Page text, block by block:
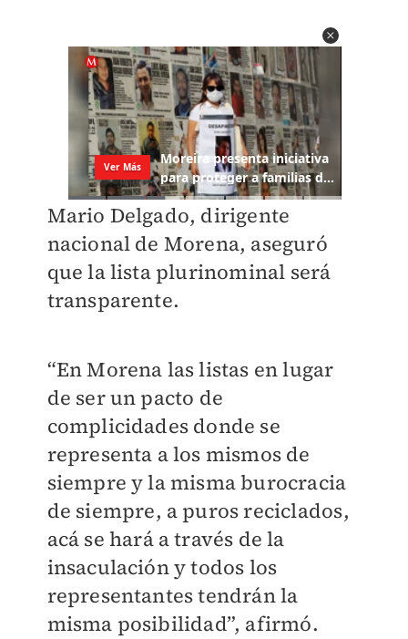
Mario Delgado, dirigente
nacional de Morena, aseguró
que la lista plurinominal será
transparente.
“En Morena las listas en lugar
de ser un pacto de
complicidades donde se
representa a los mismos de
siempre y la misma burocracia
de siempre, a puros reciclados,
acá se hará a través de la
insaculación y todos los
representantes tendrán la
misma posibilidad”, afirmó.